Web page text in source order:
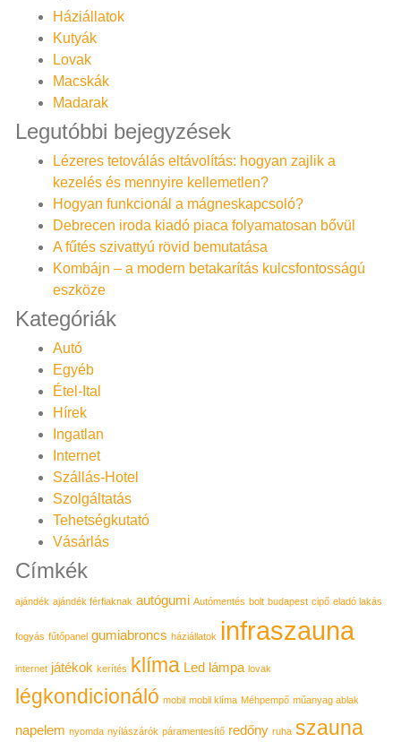
Háziállatok
Kutyák
Lovak
Macskák
Madarak
Legutóbbi bejegyzések
Lézeres tetoválás eltávolítás: hogyan zajlik a
kezelés és mennyire kellemetlen?
Hogyan funkcionál a mágneskapcsoló?
Debrecen iroda kiadó piaca folyamatosan bővül
A fűtés szivattyú rövid bemutatása
Kombájn – a modern betakarítás kulcsfontosságú
eszköze
Kategóriák
Autó
Egyéb
Étel-Ital
Hírek
Ingatlan
Internet
Szállás-Hotel
Szolgáltatás
Tehetségkutató
Vásárlás
Címkék
ajándék ajándék férfiaknak autógumi Autómentés bolt budapest cipő eladó lakás
fogyás fűtőpanel gumiabroncs háziállatok infraszauna
internet játékok kerítés klíma Led lámpa lovak
légkondicionáló mobil mobil klíma Méhpempő műanyag ablak
napelem nyomda nyílászárók páramentesítő redőny ruha szauna